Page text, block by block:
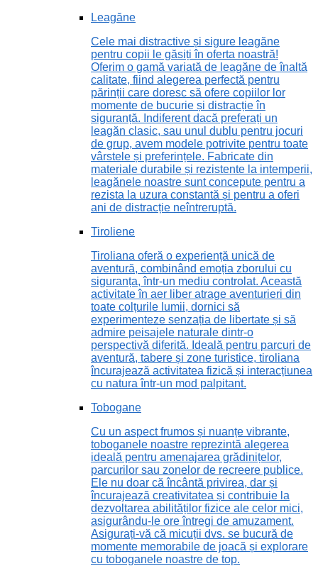
Leagăne
Cele mai distractive și sigure leagăne
pentru copii le găsiți în oferta noastră!
Oferim o gamă variată de leagăne de înaltă
calitate, fiind alegerea perfectă pentru
părinții care doresc să ofere copiilor lor
momente de bucurie și distracție în
siguranță. Indiferent dacă preferați un
leagăn clasic, sau unul dublu pentru jocuri
de grup, avem modele potrivite pentru toate
vârstele și preferințele. Fabricate din
materiale durabile și rezistente la intemperii,
leagănele noastre sunt concepute pentru a
rezista la uzura constantă și pentru a oferi
ani de distracție neîntreruptă.
Tiroliene
Tiroliana oferă o experiență unică de
aventură, combinând emoția zborului cu
siguranța, într-un mediu controlat. Această
activitate în aer liber atrage aventurieri din
toate colțurile lumii, dornici să
experimenteze senzația de libertate și să
admire peisajele naturale dintr-o
perspectivă diferită. Ideală pentru parcuri de
aventură, tabere și zone turistice, tiroliana
încurajează activitatea fizică și interacțiunea
cu natura într-un mod palpitant.
Tobogane
Cu un aspect frumos și nuanțe vibrante,
toboganele noastre reprezintă alegerea
ideală pentru amenajarea grădinițelor,
parcurilor sau zonelor de recreere publice.
Ele nu doar că încântă privirea, dar și
încurajează creativitatea și contribuie la
dezvoltarea abilităților fizice ale celor mici,
asigurându-le ore întregi de amuzament.
Asigurați-vă că micuții dvs. se bucură de
momente memorabile de joacă și explorare
cu toboganele noastre de top.